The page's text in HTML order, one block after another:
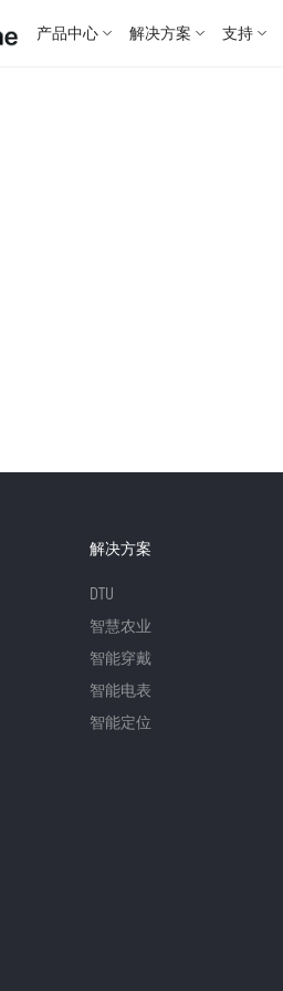
产品中心 解决方案 支持
解决方案
DTU
智慧农业
智能穿戴
智能电表
智能定位